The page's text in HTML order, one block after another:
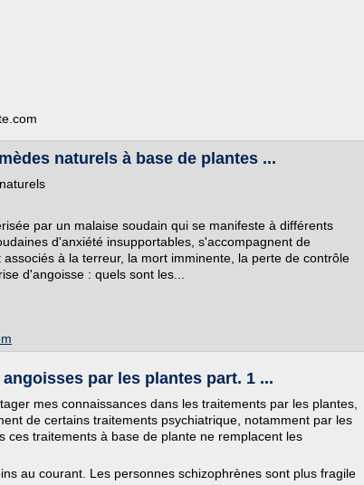
naturels à base de plantes ...
par un malaise soudain qui se manifeste à différents
d'anxiété insupportables, s'accompagnent de
à la terreur, la mort imminente, la perte de contrôle
d'angoisse : quels sont les...
par les plantes part. 1 ...
mes connaissances dans les traitements par les plantes,
de certains traitements psychiatrique, notamment par les
ces traitements à base de plante ne remplacent les
au courant. Les personnes schizophrènes sont plus fragile